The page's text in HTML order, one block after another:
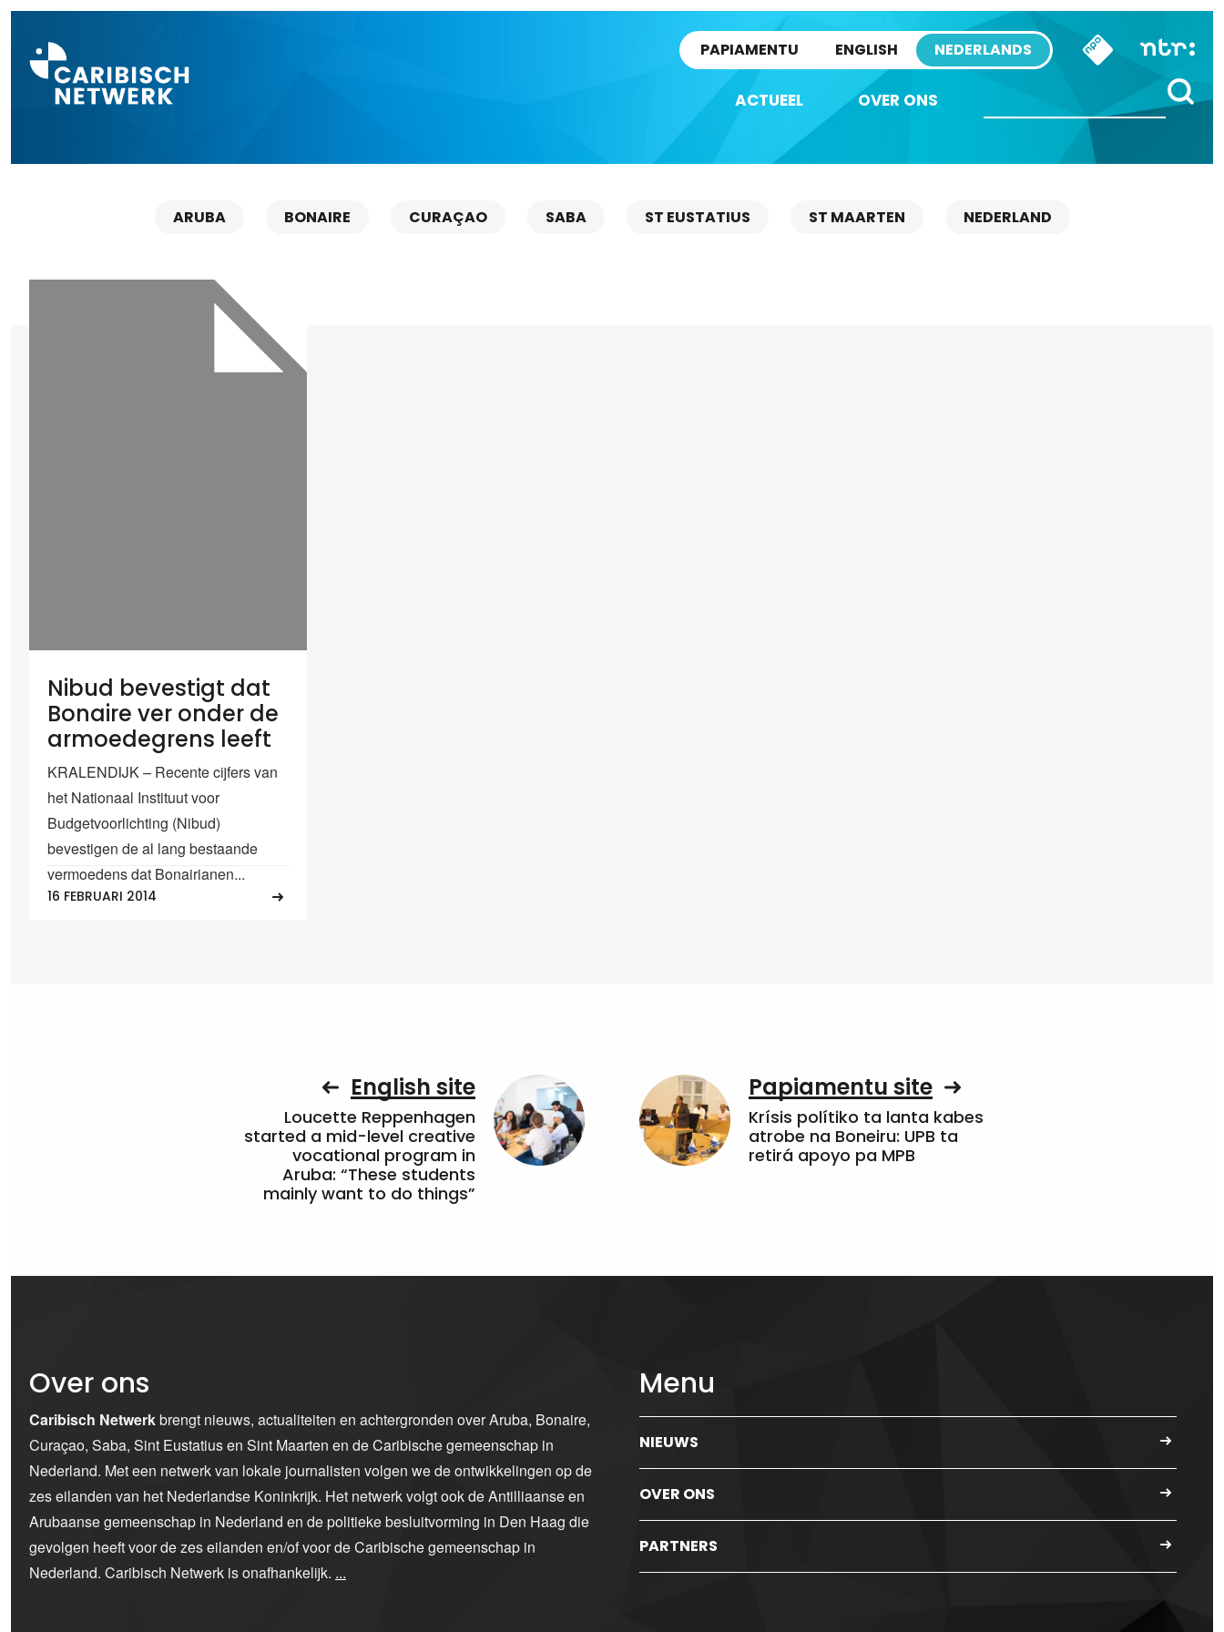
PAPIAMENTU ENGLISH NEDERLANDS
ACTUEEL OVER ONS
ARUBA BONAIRE CURAÇAO SABA ST EUSTATIUS ST MAARTEN NEDERLAND
Nibud bevestigt dat
Bonaire ver onder de
armoedegrens leeft
KRALENDIJK – Recente cijfers van
het Nationaal Instituut voor
Budgetvoorlichting (Nibud)
bevestigen de al lang bestaande
vermoedens dat Bonairianen...
16 FEBRUARI 2014
English site
Loucette Reppenhagen
started a mid-level creative
vocational program in
Aruba: “These students
mainly want to do things”
Papiamentu site
Krísis polítiko ta lanta kabes
atrobe na Boneiru: UPB ta
retirá apoyo pa MPB
Over ons
Caribisch Netwerkbrengt nieuws, actualiteiten en achtergronden over Aruba, Bonaire,
Curaçao, Saba, Sint Eustatius en Sint Maarten en de Caribische gemeenschap in
Nederland. Met een netwerk van lokale journalisten volgen we de ontwikkelingen op de
zes eilanden van het Nederlandse Koninkrijk. Het netwerk volgt ook de Antilliaanse en
Arubaanse gemeenschap in Nederland en de politieke besluitvorming in Den Haag die
gevolgen heeft voor de zes eilanden en/of voor de Caribische gemeenschap in
Nederland. Caribisch Netwerk is onafhankelijk. ...
Menu
NIEUWS
OVER ONS
PARTNERS